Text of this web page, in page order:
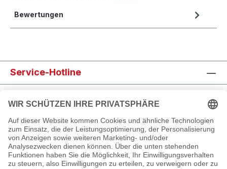
Bewertungen
Service-Hotline
Informationen
Newsletter abonnieren